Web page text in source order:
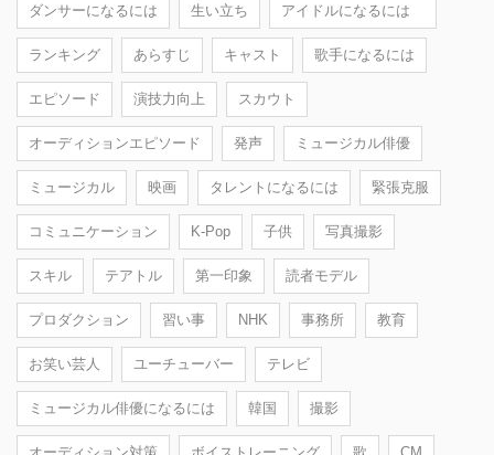
ダンサーになるには 生い立ち アイドルになるには
ランキング あらすじ キャスト 歌手になるには
エピソード 演技力向上 スカウト
オーディションエピソード 発声 ミュージカル俳優
ミュージカル 映画 タレントになるには 緊張克服
コミュニケーション K-Pop 子供 写真撮影
スキル テアトル 第一印象 読者モデル
プロダクション 習い事 NHK 事務所 教育
お笑い芸人 ユーチューバー テレビ
ミュージカル俳優になるには 韓国 撮影